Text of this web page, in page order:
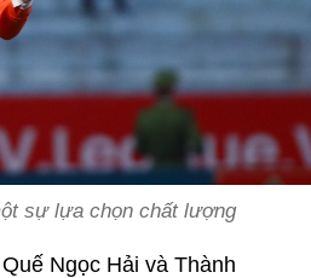
sự lựa chọn chất lượng
Ngọc Hải và Thành